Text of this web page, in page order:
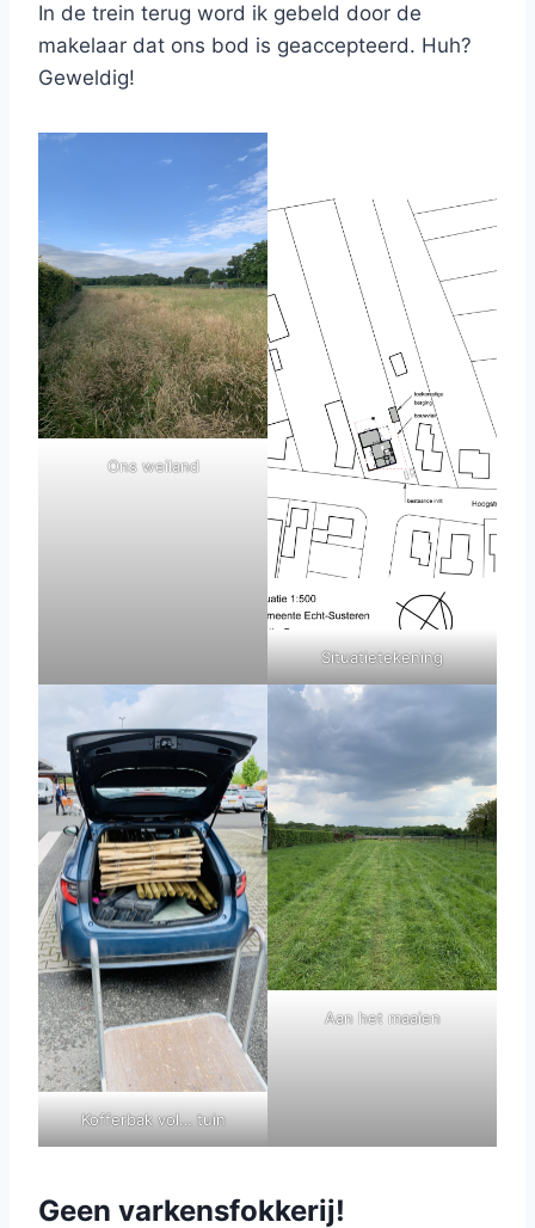
In de trein terug word ik gebeld door de
makelaar dat ons bod is geaccepteerd. Huh?
Geweldig!
Ons weiland
Situatietekening
Kofferbak vol… tuin
Aan het maaien
Geen varkensfokkerij!